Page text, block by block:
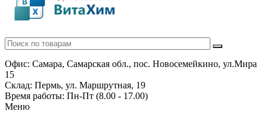
Офис: Самара, Самарская обл., пос. Новосемейкино, ул.Мира
15
Склад: Пермь, ул. Маршрутная, 19
Время работы: Пн-Пт (8.00 - 17.00)
Меню